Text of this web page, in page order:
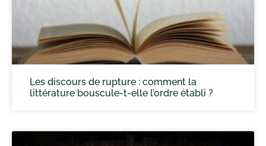
Les discours de rupture : comment la
littérature bouscule-t-elle l’ordre établi ?